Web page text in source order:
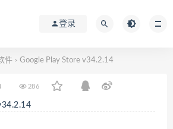
登录
件 > Google Play Store v34.2.14
286